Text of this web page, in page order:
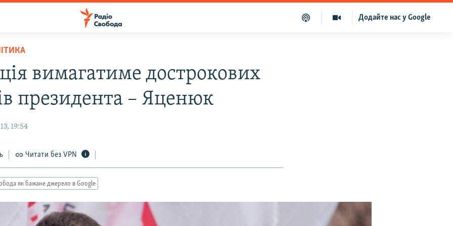
Додайте нас у Google
вимагатиме дострокових
президента – Яценюк
19:54
Читати без VPN
як бажане джерело в Google